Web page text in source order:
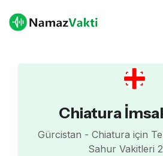
Chiatura
Gürcistan - Chiatura için
Sahur Vakitleri